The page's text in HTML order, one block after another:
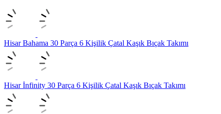
Hisar Bahama 30 Parça 6 Kişilik Çatal Kaşık Bıçak Takımı
Hisar İnfinity 30 Parça 6 Kişilik Çatal Kaşık Bıçak Takımı